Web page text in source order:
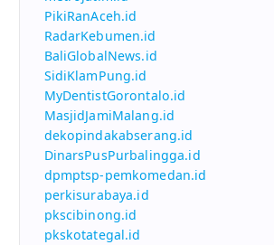
PikiRanAceh.id
RadarKebumen.id
BaliGlobalNews.id
SidiKlamPung.id
MyDentistGorontalo.id
MasjidJamiMalang.id
dekopindakabserang.id
DinarsPusPurbalingga.id
dpmptsp-pemkomedan.id
perkisurabaya.id
pkscibinong.id
pkskotategal.id